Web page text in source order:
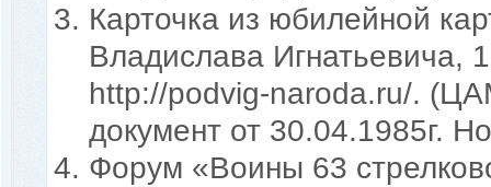
Карточка из юбилейной
Владислава Игнатьевича,
http://podvig-naroda.ru/.
документ от 30.04.1985г.
Форум «Воины 63